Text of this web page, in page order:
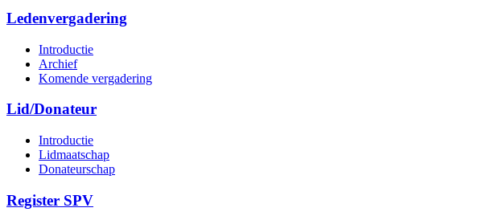
Ledenvergadering
Introductie
Archief
Komende vergadering
Lid/Donateur
Introductie
Lidmaatschap
Donateurschap
Register SPV